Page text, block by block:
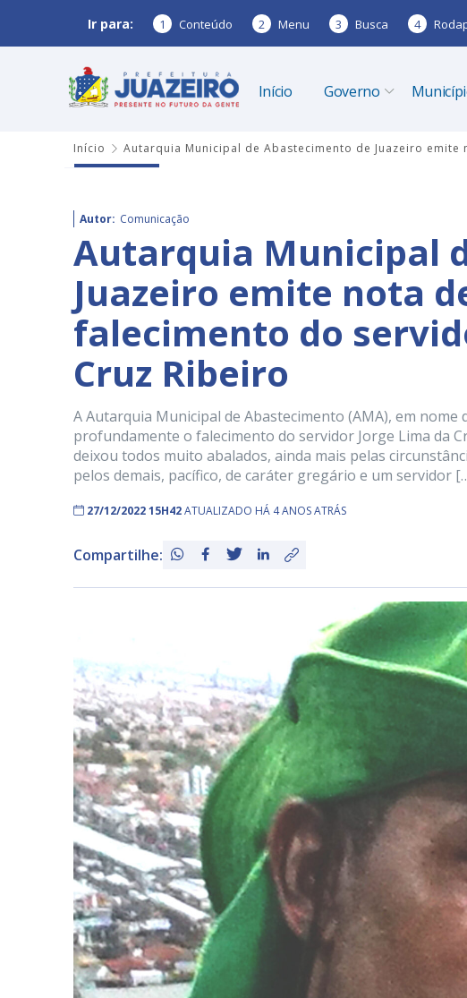
Ir para: 1 Conteúdo 2 Menu 3 Busca 4
Início Governo
Início Autarquia Municipal de Abastecimento de Juazeiro
Autor: Comunicação
Autarquia Municipal
Juazeiro emite nota
falecimento do
Cruz Ribeiro
A Autarquia Municipal de Abastecimento (AMA), em
profundamente o falecimento do servidor Jorge Lima da
deixou todos muito abalados, ainda mais pelas
pelos demais, pacífico, de caráter gregário e um servidor
27/12/2022 15H42ATUALIZADO HÁ 4 ANOS ATRÁS
Compartilhe: